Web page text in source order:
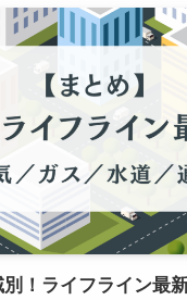
別！ライフライン最